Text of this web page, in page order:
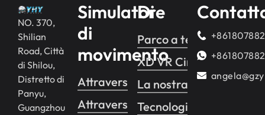
NO. 370,
Shilian
Road, Città
di Shilou,
Distretto di
Panyu,
Guangzhou
Simulatore
di
movimento
Attraversamento yhy 2
Attraversamento yhy 1
Di
Parco a tema VR
XD VR Cinema
La nostra storia
Tecnologia